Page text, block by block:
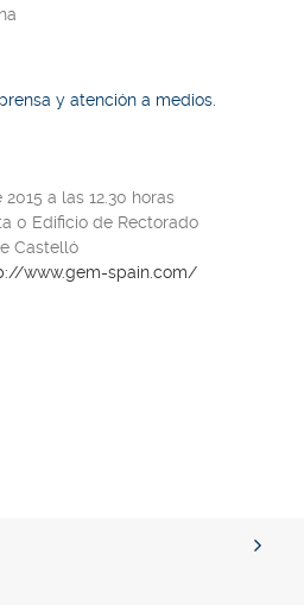
y atención a medios.
a las 12.30 horas
0 Edificio de Rectorado
Castelló
www.gem-spain.com/